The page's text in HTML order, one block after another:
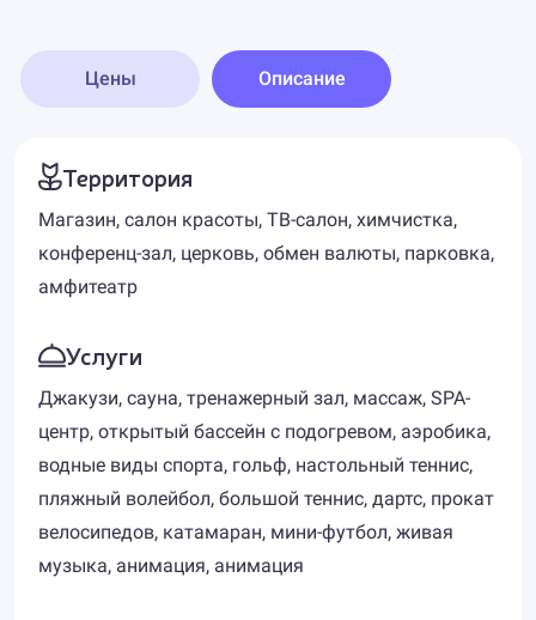
Цены Описание
Территория
Магазин, салон красоты, ТВ-салон, химчистка,
конференц-зал, церковь, обмен валюты, парковка,
амфитеатр
Услуги
Джакузи, сауна, тренажерный зал, массаж, SPA-
центр, открытый бассейн с подогревом, аэробика,
водные виды спорта, гольф, настольный теннис,
пляжный волейбол, большой теннис, дартс, прокат
велосипедов, катамаран, мини-футбол, живая
музыка, анимация, анимация